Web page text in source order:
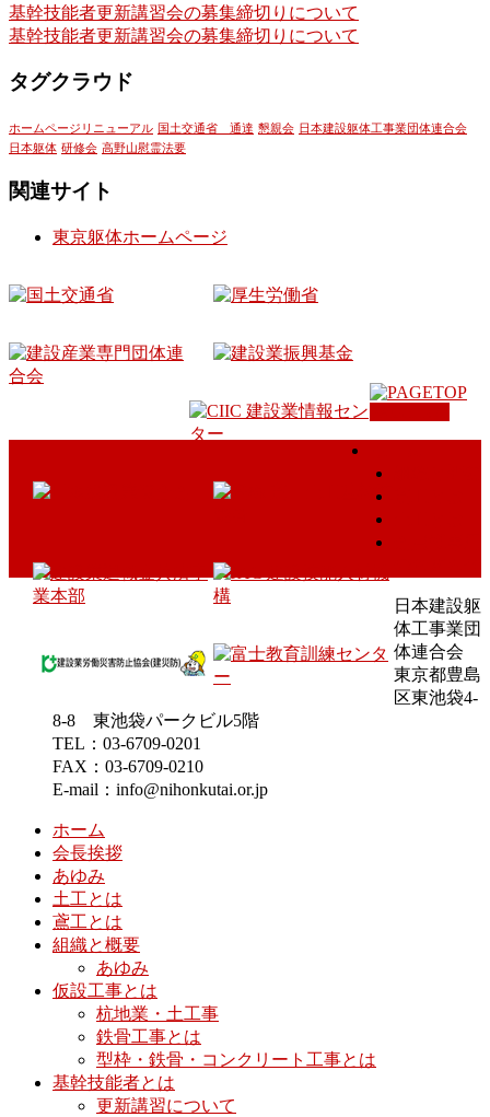
基幹技能者更新講習会の募集締切りについて
基幹技能者更新講習会の募集締切りについて
タグクラウド
ホームページリニューアル 国土交通省 通達 懇親会 日本建設躯体工事業団体連合会
日本躯体 研修会 高野山慰霊法要
関連サイト
東京躯体ホームページ
日本建設躯
体工事業団
体連合会
東京都豊島
区東池袋4-
8-8 東池袋パークビル5階
TEL：03-6709-0201
FAX：03-6709-0210
E-mail：info@nihonkutai.or.jp
ホーム
会長挨拶
あゆみ
土工とは
鳶工とは
組織と概要
あゆみ
仮設工事とは
杭地業・土工事
鉄骨工事とは
型枠・鉄骨・コンクリート工事とは
基幹技能者とは
更新講習について